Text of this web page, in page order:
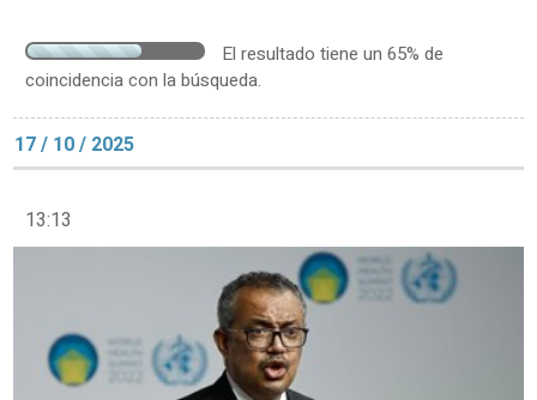
El resultado tiene un 65% de
coincidencia con la búsqueda.
17 / 10 / 2025
13:13